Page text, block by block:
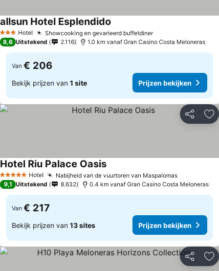
3 SterrenHotel Showcooking en gevarieerd buffetdinerPrijzen bekijken
allsun Hotel Esplendido
8,6 Uitstekend 2.116 1.0 km vanaf Gran Casino Costa Meloneras
Van € 206
Bekijk prijzen van 1 site Prijzen bekijken
Delen
5 Sterren Hotel Nabijheid van de vuurtoren van MaspalomasPrijzen
Hotel Riu Palace OasisPrijzen bekijken
9,1 Uitstekend 8.632 0.4 km vanaf Gran Casino Costa Meloneras
Van € 217
Bekijk prijzen van 13 sites Prijzen bekijken
Delen